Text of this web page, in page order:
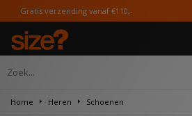
vanaf €110,-
Home Heren Schoenen